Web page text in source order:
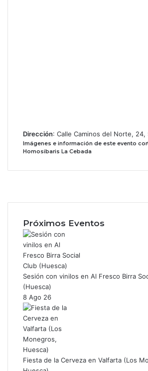
Dirección: Calle Caminos del Norte, 24,
Imágenes e información de este evento
Homosibaris La Cebada
Próximos Eventos
Sesión con vinilos en Al Fresco Birra
(Huesca)
8 Ago 26
Fiesta de la Cerveza en Valfarta (Los